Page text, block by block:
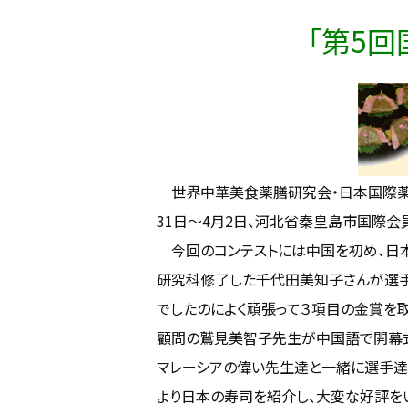
「第5
世界中華美食薬膳研究会・日本国際
31日～4月2日、河北省秦皇島市国際会
今回のコンテストには中国を初め、日
研究科修了した千代田美知子さんが選
でしたのによく頑張って３項目の金賞を
顧問の鷲見美智子先生が中国語で開幕
マレーシアの偉い先生達と一緒に選手
より日本の寿司を紹介し、大変な好評を